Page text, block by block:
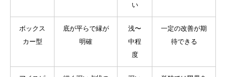
い
ボックス
カー型
底が平らで縁が
明確
浅〜
中程
度
一定の改善が期
待できる